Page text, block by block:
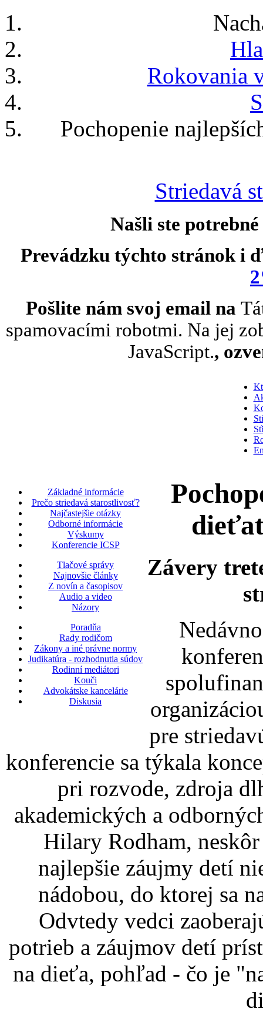
Rokovania
Pochopenie
Striedavá
Našli ste
Prevádzku týchto stránok i
Pošlite nám svoj email na
spamovacími robotmi. Na jej
JavaScript.,
Základné informácie
Prečo striedavá starostlivosť?
Najčastejšie otázky
Odborné informácie
Výskumy
Konferencie ICSP
Tlačové správy
Najnovšie články
Z novín a časopisov
Audio a video
Názory
Poradňa
Rady rodičom
Zákony a iné právne normy
Judikatúra - rozhodnutia súdov
Rodinní mediátori
Kouči
Advokátske kancelárie
Diskusia
Závery
pre
konferencie sa týkala
pri rozvode, zdroja
akademických a
Hilary Rodham,
najlepšie záujmy detí
nádobou, do ktorej sa
Odvtedy vedci
potrieb a záujmov detí
na dieťa, pohľad - čo je